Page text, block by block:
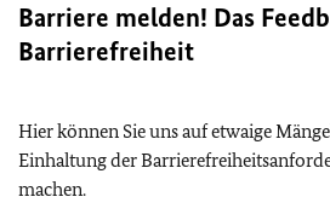
Barriere melden! Das
Barrierefreiheit
Hier können Sie uns auf etwaige
Einhaltung der
machen.